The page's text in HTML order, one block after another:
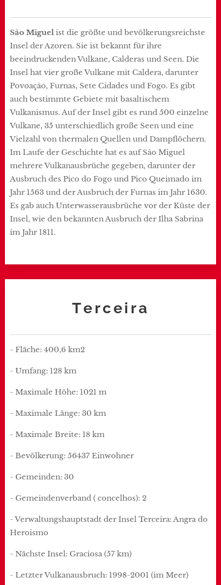
São Miguel ist die größte und bevölkerungsreichste
Insel der Azoren. Sie ist bekannt für ihre
beeindruckenden Vulkane, Calderas und Seen. Die
Insel hat vier große Vulkane mit Caldera, darunter
Povoação, Furnas, Sete Cidades und Fogo. Es gibt
auch bestimmte Gebiete mit basaltischem
Vulkanismus. Auf der Insel gibt es rund 500 einzelne
Vulkane, 35 unterschiedlich große Seen und eine
Vielzahl von thermalen Quellen und Dampflöchern.
Im Laufe der Geschichte hat es auf São Miguel
mehrere Vulkanausbrüche gegeben, darunter der
Ausbruch des Pico do Fogo und Pico Queimado im
Jahr 1563 und der Ausbruch der Furnas im Jahr 1630.
Es gab auch Unterwasserausbrüche vor der Küste der
Insel, wie den bekannten Ausbruch der Ilha Sabrina
im Jahr 1811.
Terceira
- Fläche: 400,6 km2
- Umfang: 128 km
- Maximale Höhe: 1021 m
- Maximale Länge: 30 km
- Maximale Breite: 18 km
- Bevölkerung: 56437 Einwohner
- Gemeinden: 30
- Gemeindenverband ( concelhos): 2
- Verwaltungshauptstadt der Insel Terceira: Angra do
Heroismo
- Nächste Insel: Graciosa (57 km)
- Letzter Vulkanausbruch: 1998-2001 (im Meer)